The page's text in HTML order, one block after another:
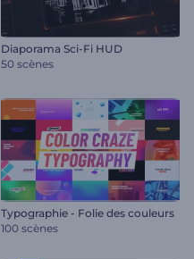
Diaporama Sci-Fi HUD
50 scènes
Typographie - Folie des couleurs
100 scènes